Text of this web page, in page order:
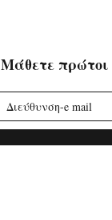
Μάθετε πρώτοι